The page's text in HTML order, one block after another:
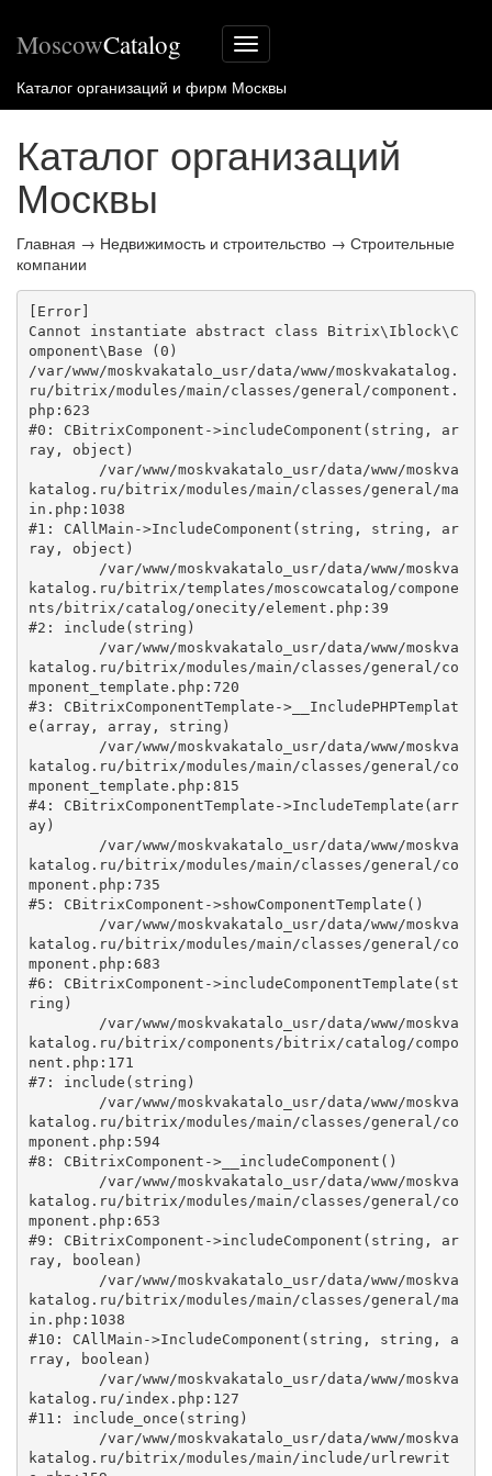
Меню
сайта
MoscowCatalog
Каталог организаций и фирм Москвы
Каталог организаций
Москвы
Главная → Недвижимость и строительство → Строительные
компании
[Error]
Cannot instantiate abstract class Bitrix\Iblock\C
omponent\Base (0)
/var/www/moskvakatalo_usr/data/www/moskvakatalog.
ru/bitrix/modules/main/classes/general/component.
php:623
#0: CBitrixComponent->includeComponent(string, ar
ray, object)
katalog.ru/bitrix/modules/main/classes/general/ma
in.php:1038
#1: CAllMain->IncludeComponent(string, string, ar
ray, object)
katalog.ru/bitrix/templates/moscowcatalog/compone
nts/bitrix/catalog/onecity/element.php:39
#2: include(string)
katalog.ru/bitrix/modules/main/classes/general/co
mponent_template.php:720
#3: CBitrixComponentTemplate->__IncludePHPTemplat
e(array, array, string)
katalog.ru/bitrix/modules/main/classes/general/co
mponent_template.php:815
#4: CBitrixComponentTemplate->IncludeTemplate(arr
ay)
katalog.ru/bitrix/modules/main/classes/general/co
mponent.php:735
#5: CBitrixComponent->showComponentTemplate()
katalog.ru/bitrix/modules/main/classes/general/co
mponent.php:683
#6: CBitrixComponent->includeComponentTemplate(st
ring)
katalog.ru/bitrix/components/bitrix/catalog/compo
nent.php:171
#7: include(string)
katalog.ru/bitrix/modules/main/classes/general/co
mponent.php:594
#8: CBitrixComponent->__includeComponent()
katalog.ru/bitrix/modules/main/classes/general/co
mponent.php:653
#9: CBitrixComponent->includeComponent(string, ar
ray, boolean)
katalog.ru/bitrix/modules/main/classes/general/ma
in.php:1038
#10: CAllMain->IncludeComponent(string, string, a
rray, boolean)
katalog.ru/index.php:127
#11: include_once(string)
katalog.ru/bitrix/modules/main/include/urlrewrit